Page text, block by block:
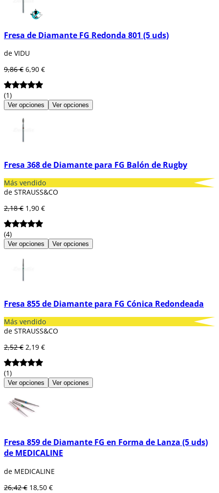
Fresa de Diamante FG Redonda 801 (5 uds)
de VIDU
9,86 € 6,90 €
(1)
Ver opciones Ver opciones
Fresa 368 de Diamante para FG Balón de Rugby
Más vendido
de STRAUSS&CO
2,18 € 1,90 €
(4)
Ver opciones Ver opciones
Fresa 855 de Diamante para FG Cónica Redondeada
Más vendido
de STRAUSS&CO
2,52 € 2,19 €
(1)
Ver opciones Ver opciones
Fresa 859 de Diamante FG en Forma de Lanza (5 uds)
de MEDICALINE
de MEDICALINE
26,42 € 18,50 €